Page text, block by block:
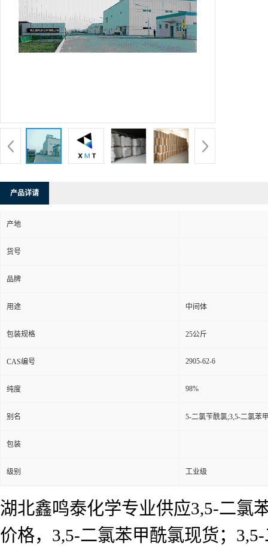
产品详请
产地
货号
品牌
用途 中间体
包装规格 25公斤
CAS编号 2905-62-6
纯度 98%
别名 5-二氯苄酰氯;3,5-二氯苯
包装
级别 工业级
湖北鑫鸣泰化学专业供应3,5-二氯
价格，3,5-二氯苯甲酰氯现货；